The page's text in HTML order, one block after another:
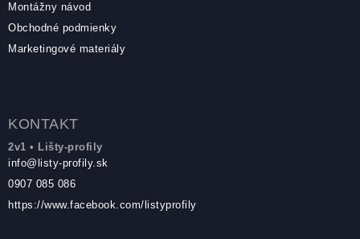
Montážny návod
Obchodné podmienky
Marketingové materiály
KONTAKT
2v1 • Lišty-profily
info@ listy-profily.sk
0907 085 086
https://www.facebook.com/listyprofily